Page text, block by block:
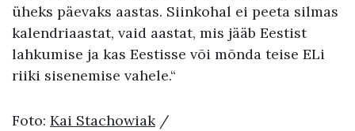
üheks päevaks aastas. Siinkohal ei peeta silmas
kalendriaastat, vaid aastat, mis jääb Eestist
lahkumise ja kas Eestisse või mõnda teise ELi
riiki sisenemise vahele.“
Foto: Kai Stachowiak/